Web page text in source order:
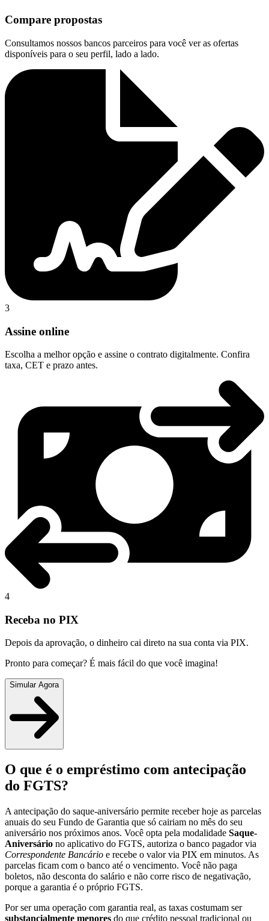
Compare propostas
Consultamos nossos bancos parceiros para você ver as ofertas
disponíveis para o seu perfil, lado a lado.
3
Assine online
Escolha a melhor opção e assine o contrato digitalmente. Confira
taxa, CET e prazo antes.
4
Receba no PIX
Depois da aprovação, o dinheiro cai direto na sua conta via PIX.
Pronto para começar? É mais fácil do que você imagina!
Simular Agora
O que é o empréstimo com antecipação
do FGTS?
A antecipação do saque-aniversário permite receber hoje as parcelas
anuais do seu Fundo de Garantia que só cairiam no mês do seu
aniversário nos próximos anos. Você opta pela modalidade Saque-
Aniversário no aplicativo do FGTS, autoriza o banco pagador via
Correspondente Bancário e recebe o valor via PIX em minutos. As
parcelas ficam com o banco até o vencimento. Você não paga
boletos, não desconta do salário e não corre risco de negativação,
porque a garantia é o próprio FGTS.
Por ser uma operação com garantia real, as taxas costumam ser
substancialmente menores do que crédito pessoal tradicional ou